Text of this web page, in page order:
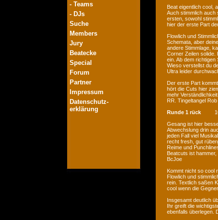
- Teams
- DJs
Suche
Members
Jury
Beatecke
Special
Forum
Partner
Impressum
Datenschutz-
erklärung
Beat eigentlich cool,
Auch stimmlich auch
ersten, sowohl
hier der erste Part
Flowlich und
Schemata, aber
andere Stimmlage,
Corner Zeilen solide.
ein. Ab dem
Wieso verstellst du
Ultra leider
Der erste Part
hört die Cuts hier
mehr
RR. Tingeltangel Rob
Runde 1 rück
Gesang ist hier
Abwechslung drin
jeden Fall viel
recht fresh, gut
Reime und
Beatcuts ist
BcJoe
Kommt nicht so cool
Flowlich und
rein. Textlich saßen
cool wenn die
Insgesamt deutlich
Ihr greift die
ebenfalls überlegen.